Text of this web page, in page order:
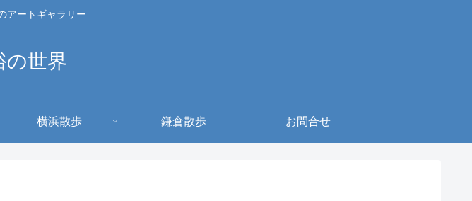
アートギャラリー
の世界
横浜散歩 鎌倉散歩 お問合せ